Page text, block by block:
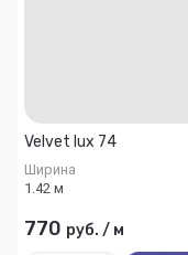
Velvet lux 74
Ширина
1.42 м
770 руб. / м